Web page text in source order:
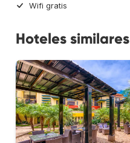
Wifi gratis
Hoteles similares